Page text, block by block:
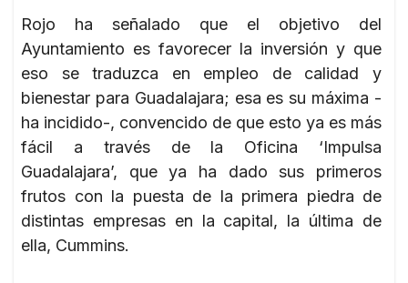
Rojo ha señalado que el objetivo del
Ayuntamiento es favorecer la inversión y que
eso se traduzca en empleo de calidad y
bienestar para Guadalajara; esa es su máxima -
ha incidido-, convencido de que esto ya es más
fácil a través de la Oficina ‘Impulsa
Guadalajara’, que ya ha dado sus primeros
frutos con la puesta de la primera piedra de
distintas empresas en la capital, la última de
ella, Cummins.